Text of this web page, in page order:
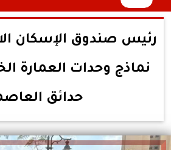
رئيس صندوق الإسكان
نماذج وحدات العمارة
حدائق